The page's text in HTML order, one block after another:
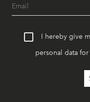
I hereby give
personal data